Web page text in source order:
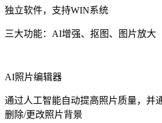
独立软件，支持WIN系统
三大功能：AI增强、抠图、图片放大
AI照片编辑器
通过人工智能自动提高照片质量，并
删除/更改照片背景